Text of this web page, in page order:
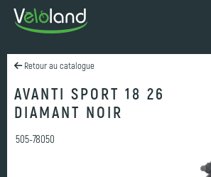
Retour au catalogue
AVANTI SPORT 18 26
DIAMANT NOIR
505-78050